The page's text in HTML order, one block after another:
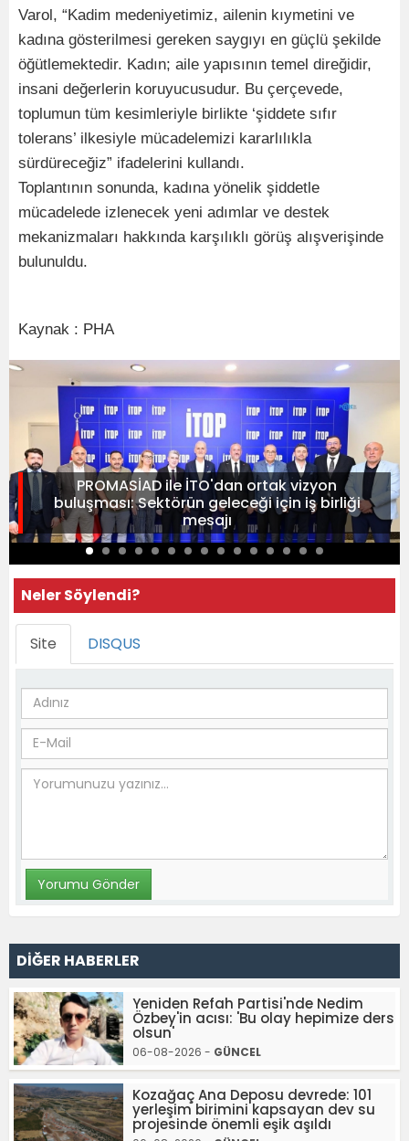
Varol, “Kadim medeniyetimiz, ailenin kıymetini ve
kadına gösterilmesi gereken saygıyı en güçlü şekilde
öğütlemektedir. Kadın; aile yapısının temel direğidir,
insani değerlerin koruyucusudur. Bu çerçevede,
toplumun tüm kesimleriyle birlikte ‘şiddete sıfır
tolerans’ ilkesiyle mücadelemizi kararlılıkla
sürdüreceğiz” ifadelerini kullandı.
Toplantının sonunda, kadına yönelik şiddetle
mücadelede izlenecek yeni adımlar ve destek
mekanizmaları hakkında karşılıklı görüş alışverişinde
bulunuldu.
Kaynak : PHA
PROMASİAD ile İTO'dan ortak vizyon
buluşması: Sektörün geleceği için iş birliği
mesajı
Neler Söylendi?
Site DISQUS
DİĞER HABERLER
Yeniden Refah Partisi'nde Nedim
Özbey'in acısı: 'Bu olay hepimize ders
olsun'
06-08-2026 - GÜNCEL
Kozağaç Ana Deposu devrede: 101
yerleşim birimini kapsayan dev su
projesinde önemli eşik aşıldı